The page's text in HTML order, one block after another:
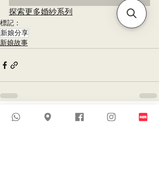
探索更多婚紗系列
標記：
新娘分享
新娘故事
最新文章 查看全部